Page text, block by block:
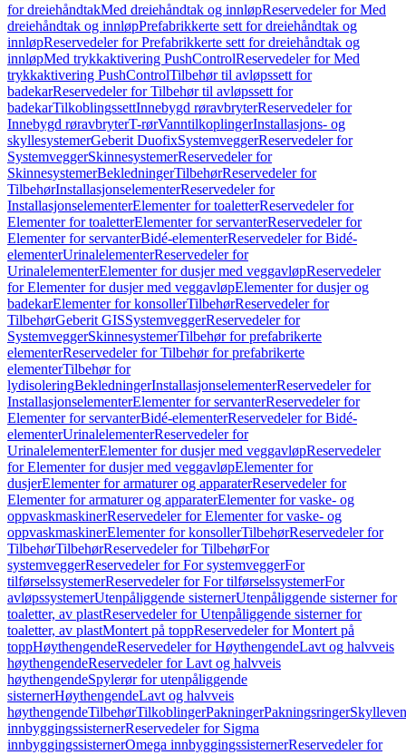
for dreiehåndtakMed dreiehåndtak og innløpReservedeler for Med
dreiehåndtak og innløpPrefabrikkerte sett for dreiehåndtak og
innløpReservedeler for Prefabrikkerte sett for dreiehåndtak og
innløpMed trykkaktivering PushControlReservedeler for Med
trykkaktivering PushControlTilbehør til avløpssett for
badekarReservedeler for Tilbehør til avløpssett for
badekarTilkoblingssettInnebygd røravbryterReservedeler for
Innebygd røravbryterT-rørVanntilkoplingerInstallasjons- og
skyllesystemerGeberit DuofixSystemveggerReservedeler for
SystemveggerSkinnesystemerReservedeler for
SkinnesystemerBekledningerTilbehørReservedeler for
TilbehørInstallasjonselementerReservedeler for
InstallasjonselementerElementer for toaletterReservedeler for
Elementer for toaletterElementer for servanterReservedeler for
Elementer for servanterBidé-elementerReservedeler for Bidé-
elementerUrinalelementerReservedeler for
UrinalelementerElementer for dusjer med veggavløpReservedeler
for Elementer for dusjer med veggavløpElementer for dusjer og
badekarElementer for konsollerTilbehørReservedeler for
TilbehørGeberit GISSystemveggerReservedeler for
SystemveggerSkinnesystemerTilbehør for prefabrikerte
elementerReservedeler for Tilbehør for prefabrikerte
elementerTilbehør for
lydisoleringBekledningerInstallasjonselementerReservedeler for
InstallasjonselementerElementer for servanterReservedeler for
Elementer for servanterBidé-elementerReservedeler for Bidé-
elementerUrinalelementerReservedeler for
UrinalelementerElementer for dusjer med veggavløpReservedeler
for Elementer for dusjer med veggavløpElementer for
dusjerElementer for armaturer og apparaterReservedeler for
Elementer for armaturer og apparaterElementer for vaske- og
oppvaskmaskinerReservedeler for Elementer for vaske- og
oppvaskmaskinerElementer for konsollerTilbehørReservedeler for
TilbehørTilbehørReservedeler for TilbehørFor
systemveggerReservedeler for For systemveggerFor
tilførselssystemerReservedeler for For tilførselssystemerFor
avløpssystemerUtenpåliggende sisternerUtenpåliggende sisterner for
toaletter, av plastReservedeler for Utenpåliggende sisterner for
toaletter, av plastMontert på toppReservedeler for Montert på
toppHøythengendeReservedeler for HøythengendeLavt og halvveis
høythengendeReservedeler for Lavt og halvveis
høythengendeSpylerør for utenpåliggende
sisternerHøythengendeLavt og halvveis
høythengendeTilbehørTilkoblingerPakningerPakningsringer
innbyggingssisternerReservedeler for Sigma
innbyggingssisternerOmega innbyggingssisternerReservedeler for